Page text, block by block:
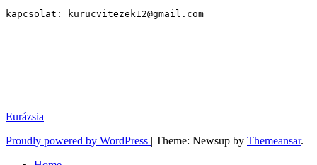
kapcsolat: kurucvitezek12@gmail.com
Eurázsia
Proudly powered by WordPress | Theme: Newsup by Themeansar.